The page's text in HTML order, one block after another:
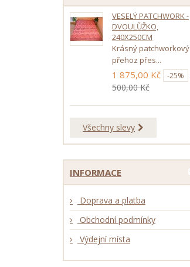
VESELÝ PATCHWORK -
DVOULŮŽKO,
240X250CM
Krásný patchworkový
přehoz přes...
1 875,00 Kč -25%
500,00 Kč
Všechny slevy
INFORMACE
Doprava a platba
Obchodní podmínky
Výdejní místa